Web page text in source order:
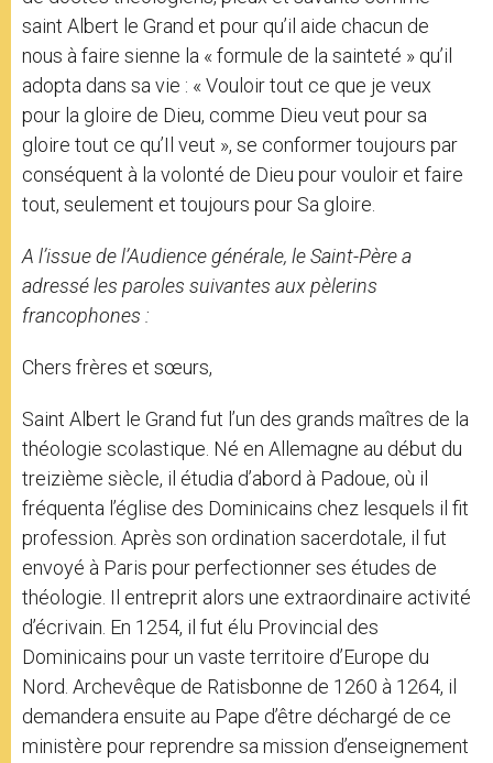
saint Albert le Grand et pour qu’il aide chacun de
nous à faire sienne la « formule de la sainteté » qu’il
adopta dans sa vie : « Vouloir tout ce que je veux
pour la gloire de Dieu, comme Dieu veut pour sa
gloire tout ce qu’Il veut », se conformer toujours par
conséquent à la volonté de Dieu pour vouloir et faire
tout, seulement et toujours pour Sa gloire.
A l’issue de l’Audience générale, le Saint-Père a
adressé les paroles suivantes aux pèlerins
francophones :
Chers frères et sœurs,
Saint Albert le Grand fut l’un des grands maîtres de la
théologie scolastique. Né en Allemagne au début du
treizième siècle, il étudia d’abord à Padoue, où il
fréquenta l’église des Dominicains chez lesquels il fit
profession. Après son ordination sacerdotale, il fut
envoyé à Paris pour perfectionner ses études de
théologie. Il entreprit alors une extraordinaire activité
d’écrivain. En 1254, il fut élu Provincial des
Dominicains pour un vaste territoire d’Europe du
Nord. Archevêque de Ratisbonne de 1260 à 1264, il
demandera ensuite au Pape d’être déchargé de ce
ministère pour reprendre sa mission d’enseignement